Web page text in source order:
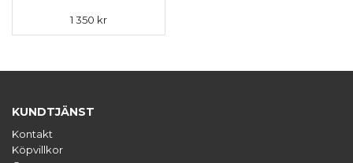
1 350 kr
KUNDTJÄNST
Kontakt
Köpvillkor